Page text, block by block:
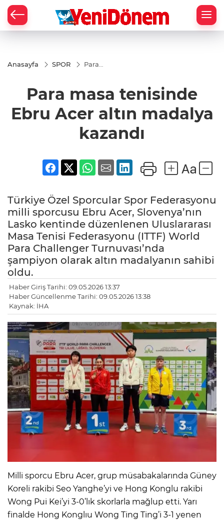
Anasayfa SPOR
Para
Acer altın
kazandı
Para masa tenisinde
Ebru Acer altın madalya
kazandı
Türkiye Özel Sporcular Spor Federasyonu
milli sporcusu Ebru Acer, Slovenya’nın
Lasko kentinde düzenlenen Uluslararası
Masa Tenisi Federasyonu (ITTF) World
Para Challenger Turnuvası’nda
şampiyon olarak altın madalyanın sahibi
oldu.
Haber Giriş Tarihi: 09.05.2026 13:37
Haber Güncellenme Tarihi: 09.05.2026 13:38
Kaynak: İHA
Milli sporcu Ebru Acer, grup müsabakalarında Güney
Koreli rakibi Seo Yanghe’yi ve Hong Konglu rakibi
Wong Pui Kei’yi 3-0’lık skorlarla mağlup etti. Yarı
finalde Hong Konglıu Wong Ting Ting’i 3-1 yenen